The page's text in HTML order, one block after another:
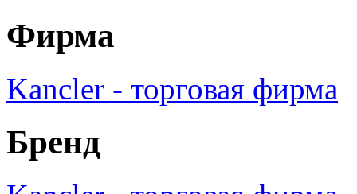
Фирма
Kancler - торговая фирма
Бренд